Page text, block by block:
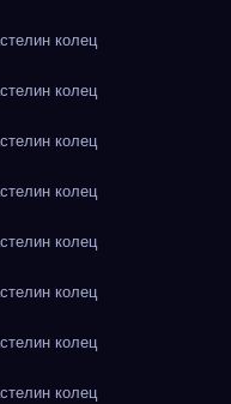
колец
колец
колец
колец
колец
колец
колец
колец